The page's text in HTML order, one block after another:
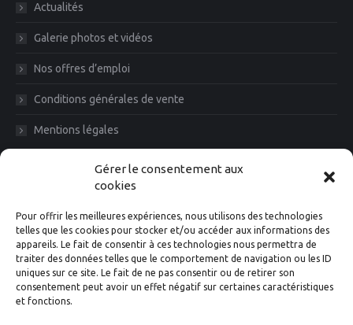
Gérer le consentement aux
cookies
Pour offrir les meilleures expériences, nous utilisons des technologies
telles que les cookies pour stocker et/ou accéder aux informations des
appareils. Le fait de consentir à ces technologies nous permettra de
traiter des données telles que le comportement de navigation ou les ID
uniques sur ce site. Le fait de ne pas consentir ou de retirer son
consentement peut avoir un effet négatif sur certaines caractéristiques
et fonctions.
Actualités
Galerie photos et vidéos
Nos offres d’emploi
Conditions générales de vente
Mentions légales
Diam News, Restons en contact